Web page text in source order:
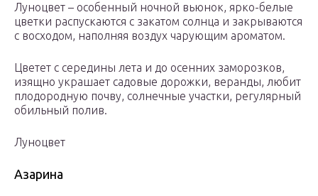
Луноцвет – особенный ночной вьюнок, ярко-белые
цветки распускаются с закатом солнца и закрываются
с восходом, наполняя воздух чарующим ароматом.
Цветет с середины лета и до осенних заморозков,
изящно украшает садовые дорожки, веранды, любит
плодородную почву, солнечные участки, регулярный
обильный полив.
Луноцвет
Азарина